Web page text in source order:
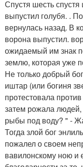
Спустя шесть
выпустил голубя. .
вернулась назад. В
ворона выпустил.
ожидаемый им знак
землю, которая уже
Не только добрый
иштар (или богиня
протестовала
затем рожала
рыбы под воду? " -
Тогда злой бог
пожалел о своем
вавилонскому ною и